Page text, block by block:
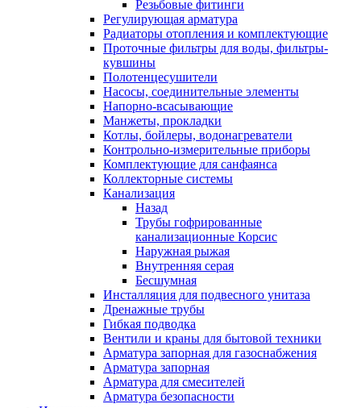
Резьбовые фитинги
Регулирующая арматура
Радиаторы отопления и комплектующие
Проточные фильтры для воды, фильтры-
кувшины
Полотенцесушители
Насосы, соединительные элементы
Напорно-всасывающие
Манжеты, прокладки
Котлы, бойлеры, водонагреватели
Контрольно-измерительные приборы
Комплектующие для санфаянса
Коллекторные системы
Канализация
Назад
Трубы гофрированные
канализационные Корсис
Наружная рыжая
Внутренняя серая
Бесшумная
Инсталляция для подвесного унитаза
Дренажные трубы
Гибкая подводка
Вентили и краны для бытовой техники
Арматура запорная для газоснабжения
Арматура запорная
Арматура для смесителей
Арматура безопасности